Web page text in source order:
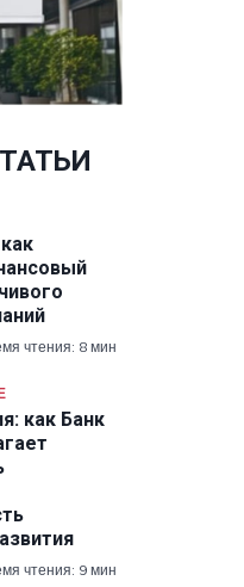
чтения: 8 мин
как Банк
чтения: 9 мин